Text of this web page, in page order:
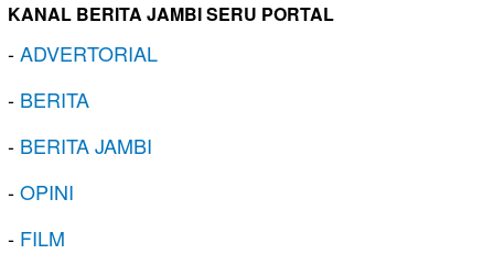
KANAL BERITA JAMBI SERU PORTAL
-ADVERTORIAL
- BERITA
- BERITA JAMBI
-OPINI
- FILM